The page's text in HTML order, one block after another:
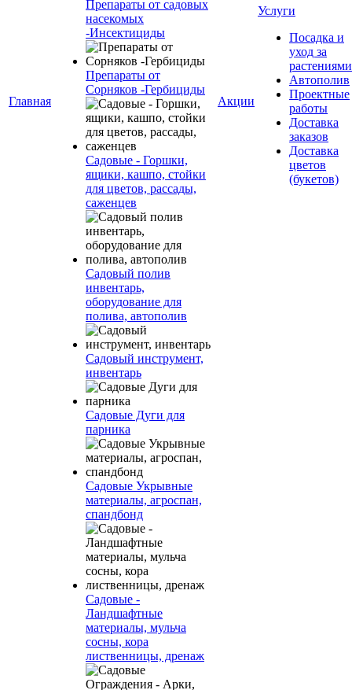
Главная
Препараты от садовых
насекомых
-Инсектициды
Препараты от
Сорняков -Гербициды
Садовые - Горшки,
ящики, кашпо, стойки
для цветов, рассады,
саженцев
Садовый полив
инвентарь,
оборудование для
полива, автополив
Садовый инструмент,
инвентарь
Садовые Дуги для
парника
Садовые Укрывные
материалы, агроспан,
спандбонд
Садовые -
Ландшафтные
материалы, мульча
сосны, кора
лиственницы, дренаж
Акции
Услуги
Посадка и
уход за
растениями
Автополив
Проектные
работы
Доставка
заказов
Доставка
цветов
(букетов)